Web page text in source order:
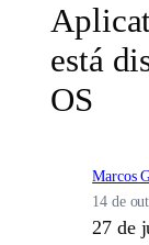
está
OS
Marcos
14 de
27 de